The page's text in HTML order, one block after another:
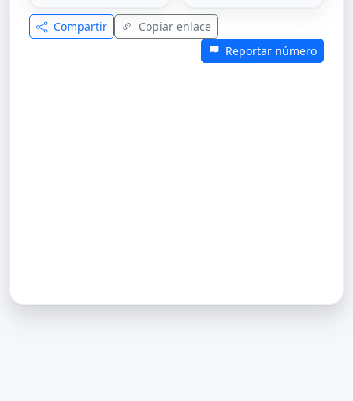
Compartir
Copiar enlace
Reportar número